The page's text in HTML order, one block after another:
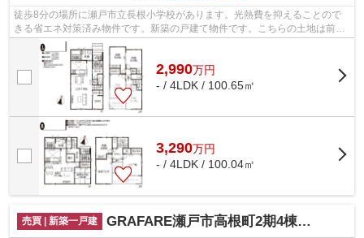
徒歩8分の場所に瀬戸市立長根小学校があります。光熱費を抑えることので
きる省エネ対策済み物件です。新築の戸建て物件です。こちらの土地は前面
道路6m以上です。地盤調査済みなので、...
2,990万円
- / 4LDK / 100.65㎡
3,290万円
- / 4LDK / 100.04㎡
売買 | 新築一戸建 GRAFARE瀬戸市高根町2期4棟【仲介手数料無料 幡山西小 幡山中】